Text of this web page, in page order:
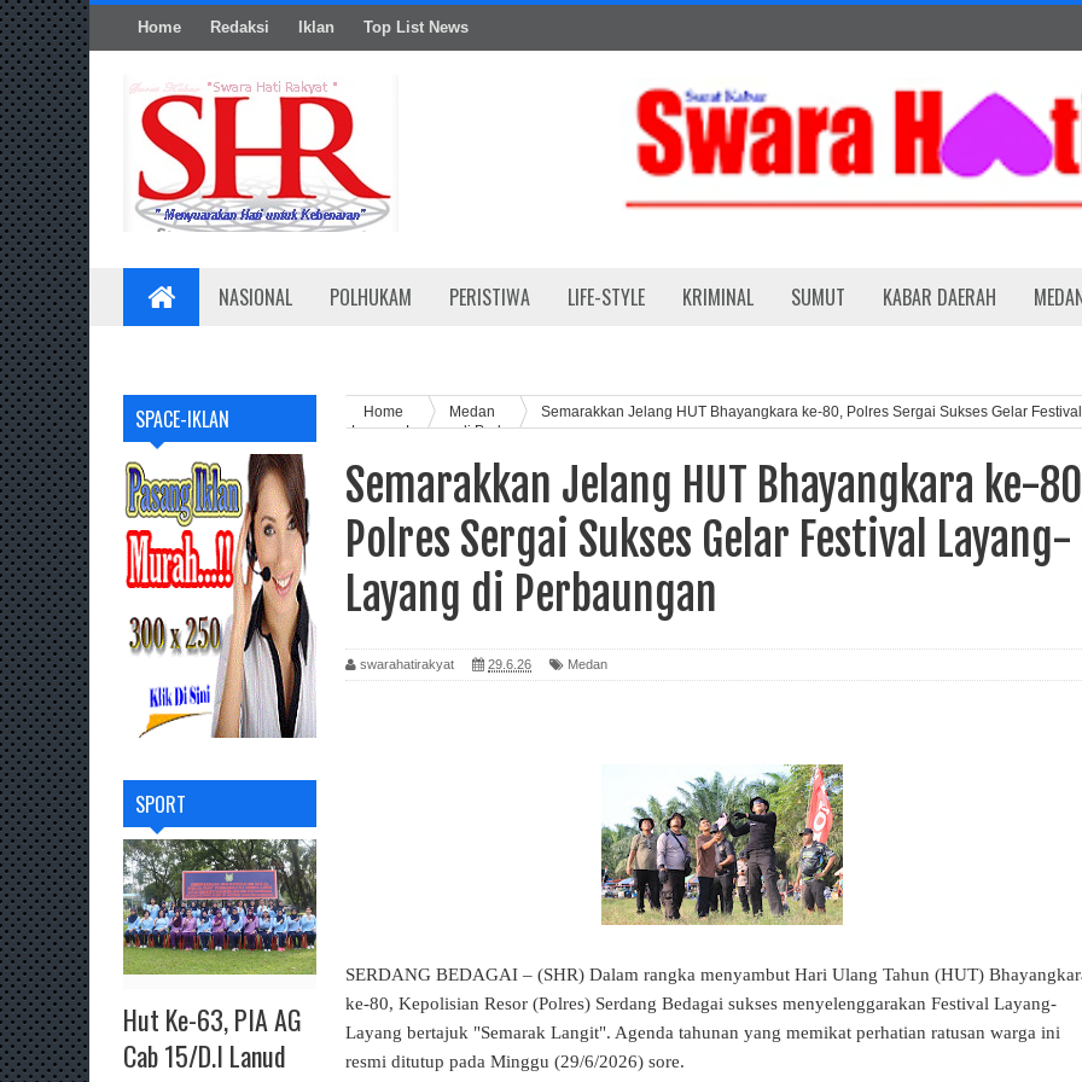
Home Redaksi Iklan Top List News
NASIONAL POLHUKAM PERISTIWA LIFE-STYLE KRIMINAL SUMUT KABAR DAERAH
SPACE-IKLAN
SPORT
Hut Ke-63, PIA AG
Cab 15/D.I Lanud
Home Medan
Semarakkan Jelang HUT Bhayangkara ke-80, Polres Sergai Sukses Gelar Festival
Layang-Layang di Perbaungan
Semarakkan Jelang HUT Bhayangkara ke-
Polres Sergai Sukses Gelar Festival Layang-
Layang di Perbaungan
swarahatirakyat 29.6.26 Medan
SERDANG BEDAGAI – (SHR) Dalam rangka menyambut Hari Ulang Tahun (HUT)
ke-80, Kepolisian Resor (Polres) Serdang Bedagai sukses menyelenggarakan Festival Layang-
Layang bertajuk "Semarak Langit". Agenda tahunan yang memikat perhatian ratusan warga ini
resmi ditutup pada Minggu (29/6/2026) sore.